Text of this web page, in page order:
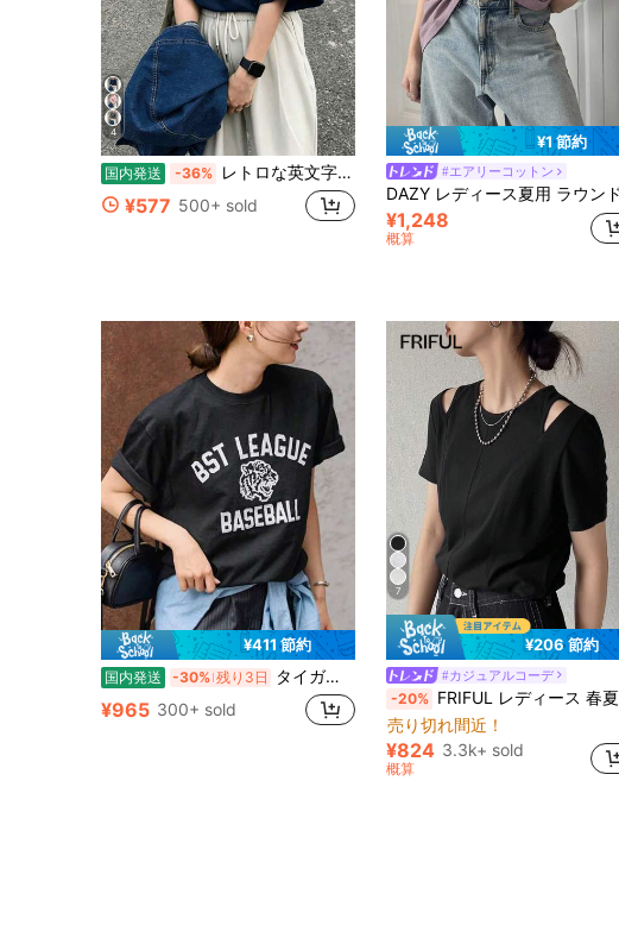
4
国内発送 -36% レトロな英文字プリント 藏青色 半袖 Tシャツ 100%綿 レディース 日常着 ゆったりカット、国内発送、女性用服、夏服、新作、レディース半袖Tシャツ1枚、無地デザイン、通常の長さ、綿素材使用で快適、洗濯機可。
¥577 500+ sold
¥1 節約
#エアリーコットン
¥1,248
概算
¥411 節約
国内発送 -30% 残り3日 タイガーレタープリント柄ルーズフィット半袖Tシャツ 100%コットン 200グラム レディース半袖トップス 1枚
¥965 300+ sold
7
¥206 節約
#カジュアルコーデ
-20% FRIFUL レディース 春夏 無地 スリムフィット 美シルエット 万能 半袖Tシャツ
売り切れ間近！
¥824 3.3k+ sold
概算